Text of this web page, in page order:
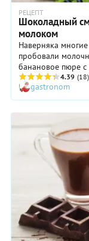
РЕЦЕПТ
Шоколадный
молоком
Наверняка
пробовали
банановое пюре
какао,
4.39 (18)
gastronom